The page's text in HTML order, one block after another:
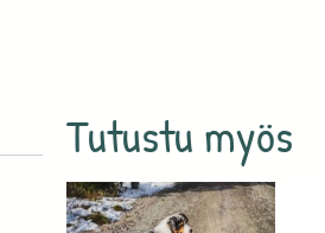
Tutustu myös